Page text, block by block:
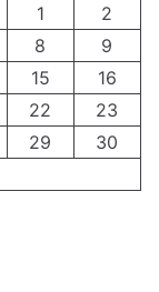
1
2
8
9
15
16
22
23
29
30